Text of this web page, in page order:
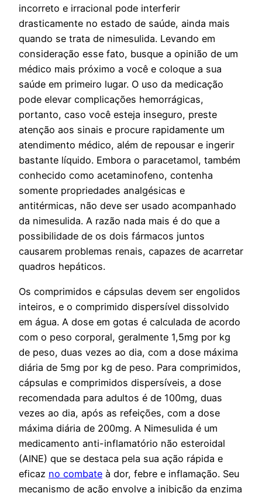
incorreto e irracional pode interferir
drasticamente no estado de saúde, ainda mais
quando se trata de nimesulida. Levando em
consideração esse fato, busque a opinião de um
médico mais próximo a você e coloque a sua
saúde em primeiro lugar. O uso da medicação
pode elevar complicações hemorrágicas,
portanto, caso você esteja inseguro, preste
atenção aos sinais e procure rapidamente um
atendimento médico, além de repousar e ingerir
bastante líquido. Embora o paracetamol, também
conhecido como acetaminofeno, contenha
somente propriedades analgésicas e
antitérmicas, não deve ser usado acompanhado
da nimesulida. A razão nada mais é do que a
possibilidade de os dois fármacos juntos
causarem problemas renais, capazes de acarretar
quadros hepáticos.
Os comprimidos e cápsulas devem ser engolidos
inteiros, e o comprimido dispersível dissolvido
em água. A dose em gotas é calculada de acordo
com o peso corporal, geralmente 1,5mg por kg
de peso, duas vezes ao dia, com a dose máxima
diária de 5mg por kg de peso. Para comprimidos,
cápsulas e comprimidos dispersíveis, a dose
recomendada para adultos é de 100mg, duas
vezes ao dia, após as refeições, com a dose
máxima diária de 200mg. A Nimesulida é um
medicamento anti-inflamatório não esteroidal
(AINE) que se destaca pela sua ação rápida e
eficaz no combate à dor, febre e inflamação. Seu
mecanismo de ação envolve a inibição da enzima